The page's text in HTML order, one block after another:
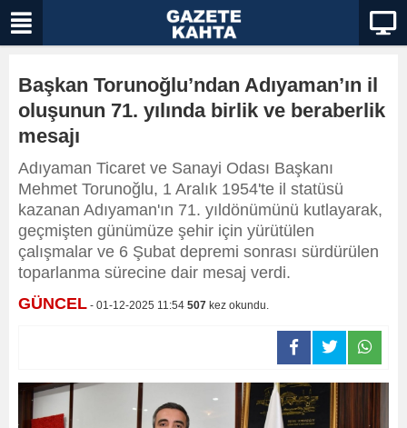
Başkan Torunoğlu’ndan Adıyaman’ın il
oluşunun 71. yılında birlik ve beraberlik
mesajı
Adıyaman Ticaret ve Sanayi Odası Başkanı
Mehmet Torunoğlu, 1 Aralık 1954'te il statüsü
kazanan Adıyaman'ın 71. yıldönümünü kutlayarak,
geçmişten günümüze şehir için yürütülen
çalışmalar ve 6 Şubat depremi sonrası sürdürülen
toparlanma sürecine dair mesaj verdi.
GÜNCEL - 01-12-2025 11:54 507 kez okundu.